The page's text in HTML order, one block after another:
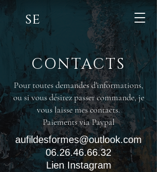
se
CONTACTS
Pour toutes demandes d'informations,
ou si vous désirez passer commande, je
vous laisse mes contacts.
Paiements via Paypal
aufildesformes@outlook.com
06.26.46.66.32
Lien Instagram